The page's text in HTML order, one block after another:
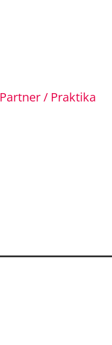
Partner / Praktika